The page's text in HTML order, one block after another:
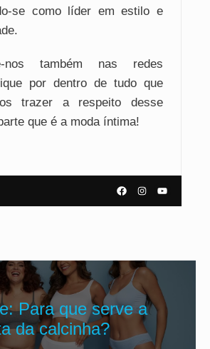
se como líder em estilo e
nos também nas redes
por dentro de tudo que
trazer a respeito desse
que é a moda íntima!
Para que serve a
da calcinha?